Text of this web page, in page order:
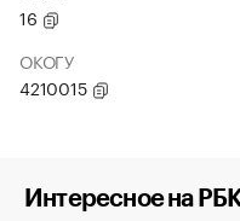
16
ОКОГУ
4210015
Интересное на